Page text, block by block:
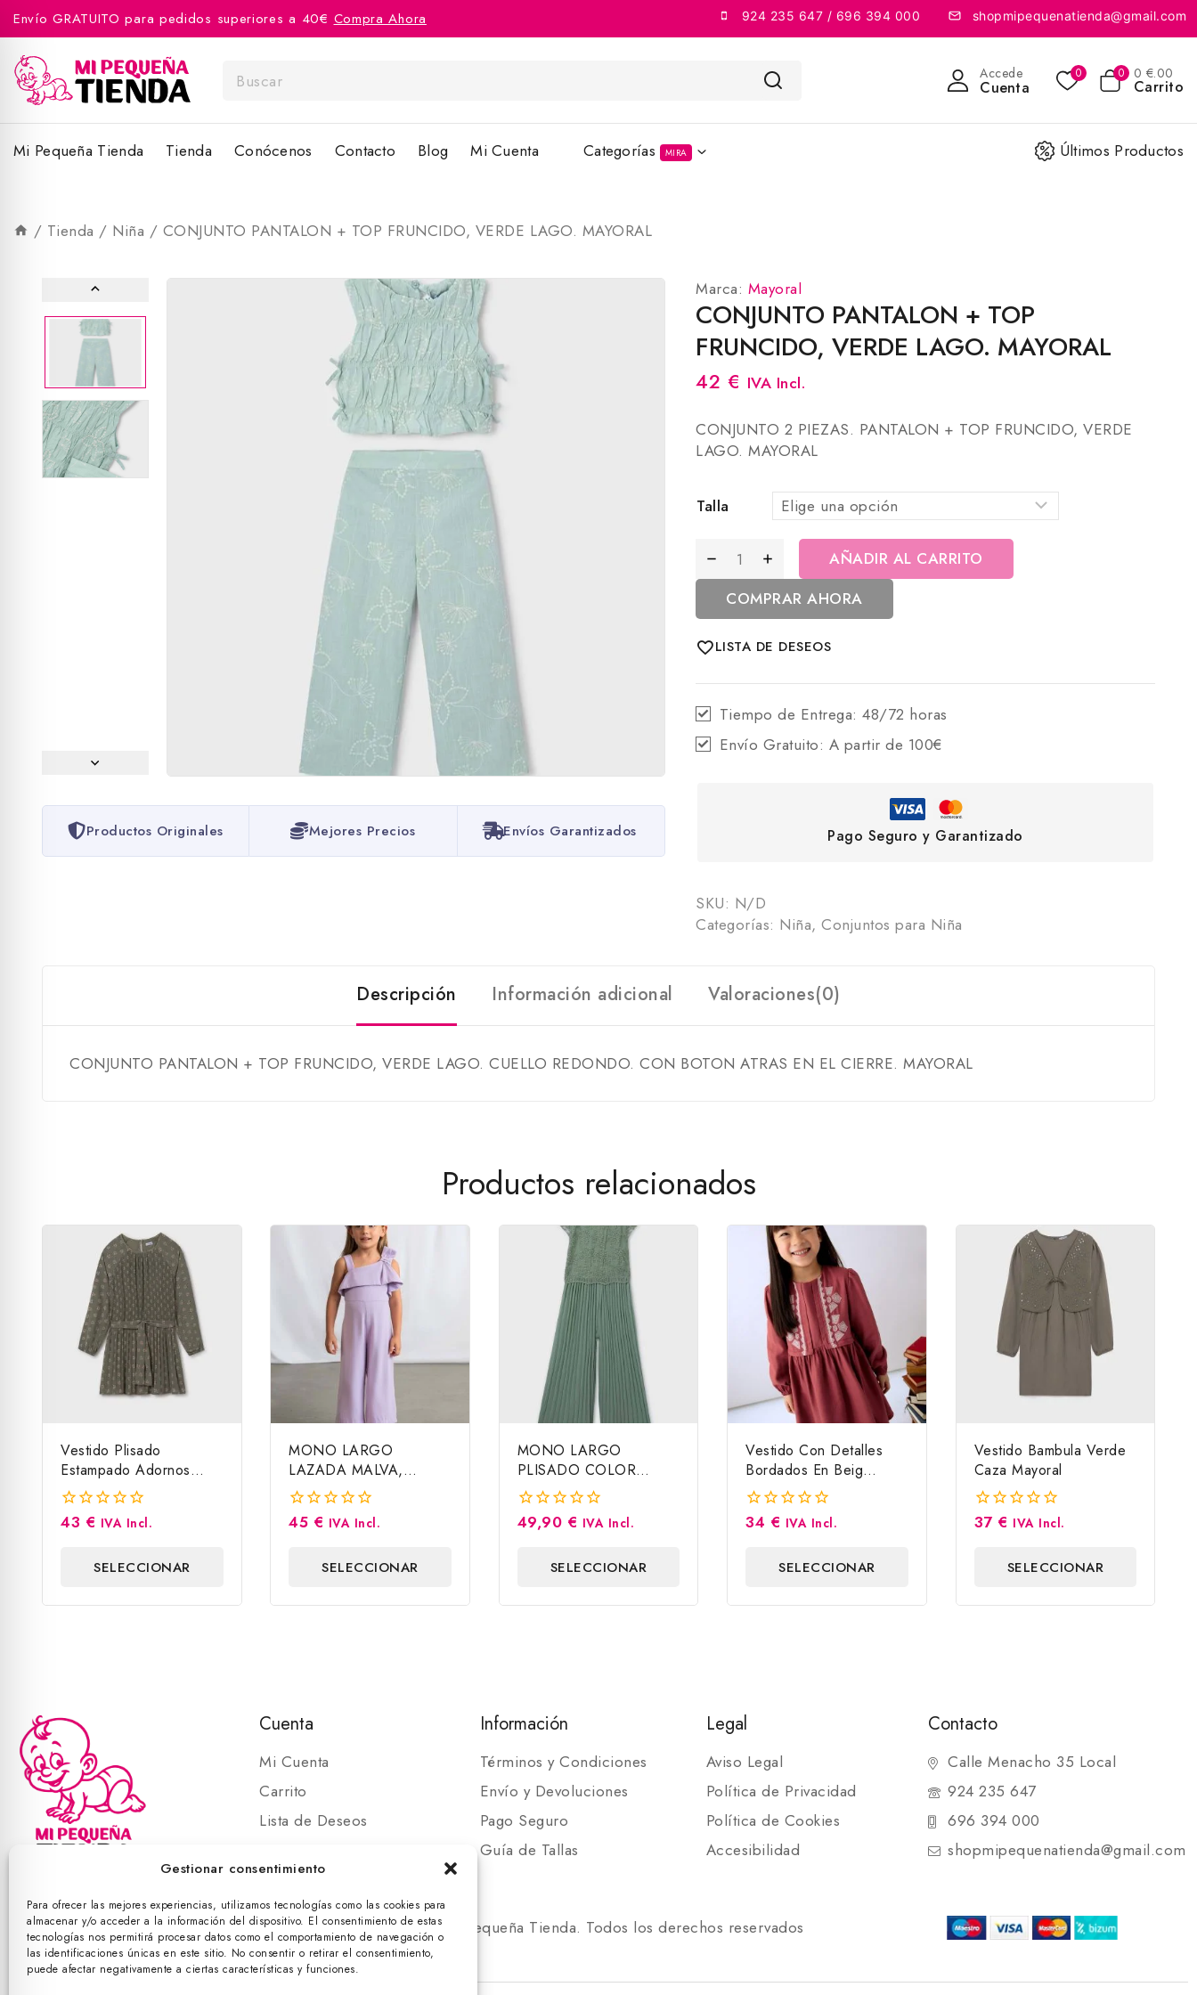
Gestionar consentimiento
Para ofrecer las mejores experiencias, utilizamos tecnologías como las cookies para
almacenar y/o acceder a la información del dispositivo. El consentimiento de estas
tecnologías nos permitirá procesar datos como el comportamiento de navegación o
las identificaciones únicas en este sitio. No consentir o retirar el consentimiento,
puede afectar negativamente a ciertas características y funciones.
Envío GRATUITO para pedidos superiores a 40€ Compra Ahora 924 235 647 / 696 394 000 shopmipequenatienda@gmail.com
Accede
Cuenta
0 0 0 €.00
Carrito
Mi Pequeña Tienda Tienda Conócenos Contacto Blog Mi Cuenta Categorías MIRA Últimos Productos
/ Tienda / Niña / CONJUNTO PANTALON + TOP FRUNCIDO, VERDE LAGO. MAYORAL
Productos Originales Mejores Precios Envíos Garantizados
Marca: Mayoral
CONJUNTO PANTALON + TOP
FRUNCIDO, VERDE LAGO. MAYORAL
42 € IVA Incl.
CONJUNTO 2 PIEZAS. PANTALON + TOP FRUNCIDO, VERDE
LAGO. MAYORAL
Talla
AÑADIR AL CARRITO
COMPRAR AHORA
LISTA DE DESEOS
Tiempo de Entrega:48/72 horas
Envío Gratuito: A partir de 100€
Pago Seguro y Garantizado
SKU: N/D
Categorías: Niña, Conjuntos para Niña
Descripción Información adicional Valoraciones(0)
CONJUNTO PANTALON + TOP FRUNCIDO, VERDE LAGO. CUELLO REDONDO. CON BOTON ATRAS EN EL CIERRE. MAYORAL
Productos relacionados
Vestido Plisado
Estampado Adornos
Cinturón Mayoral
0
43 € IVA Incl.
SELECCIONAR
MONO LARGO
LAZADA MALVA,
MAYORAL
0
45 € IVA Incl.
SELECCIONAR
MONO LARGO
PLISADO COLOR
SALVIA. MAYORAL
0
49,90 € IVA Incl.
SELECCIONAR
Vestido Con Detalles
Bordados En Beig
Mayoral
0
34 € IVA Incl.
SELECCIONAR
Vestido Bambula Verde
Caza Mayoral
0
37 € IVA Incl.
SELECCIONAR
Cuenta
Mi Cuenta
Carrito
Lista de Deseos
Información
Términos y Condiciones
Envío y Devoluciones
Pago Seguro
Guía de Tallas
Legal
Aviso Legal
Política de Privacidad
Política de Cookies
Accesibilidad
Contacto
Calle Menacho 35 Local
924 235 647
696 394 000
shopmipequenatienda@gmail.com
© 2025 Mi Pequeña Tienda. Todos los derechos reservados